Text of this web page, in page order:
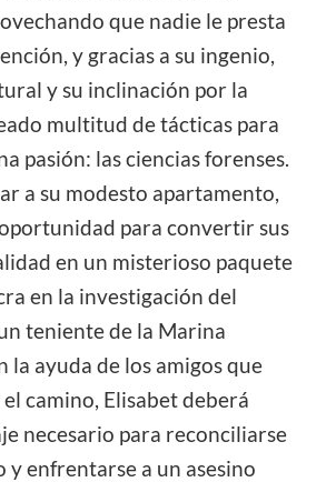
que nadie le presta
y gracias a su ingenio,
y su inclinación por la
multitud de tácticas para
pasión: las ciencias forenses.
a su modesto apartamento,
para convertir sus
en un misterioso paquete
en la investigación del
teniente de la Marina
la ayuda de los amigos que
camino, Elisabet deberá
necesario para reconciliarse
y enfrentarse a un asesino